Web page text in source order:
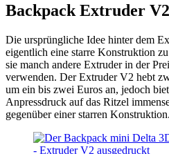
Backpack Extruder V2
Die ursprüngliche Idee hinter dem
eigentlich eine starre Konstruktion
sie manch andere Extruder in der
verwenden. Der Extruder V2 hebt
um ein bis zwei Euros an, jedoch
Anpressdruck auf das Ritzel
gegenüber einer starren Konstruktion.